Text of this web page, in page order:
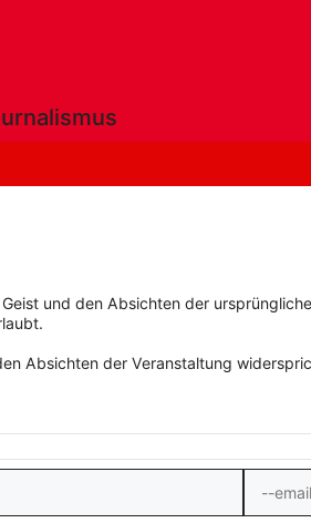
und den Absichten der
Absichten der Veranstaltung